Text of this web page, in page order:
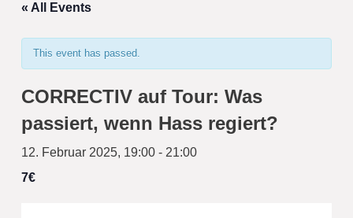
« All Events
This event has passed.
CORRECTIV auf Tour: Was
passiert, wenn Hass regiert?
12. Februar 2025, 19:00- 21:00
7€